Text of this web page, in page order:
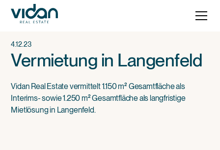
4.12.23
Vermietung in Langenfeld
Vidan Real Estate vermittelt 1.150 m² Gesamtfläche als
Interims- sowie 1.250 m² Gesamtfläche als langfristige
Mietlösung in Langenfeld.